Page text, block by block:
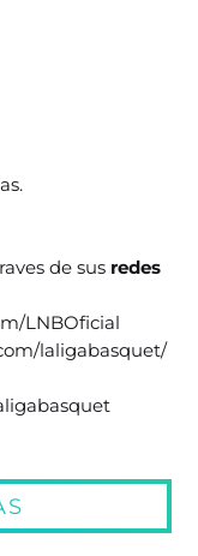
de sus redes
LNBOficial
laligabasquet/